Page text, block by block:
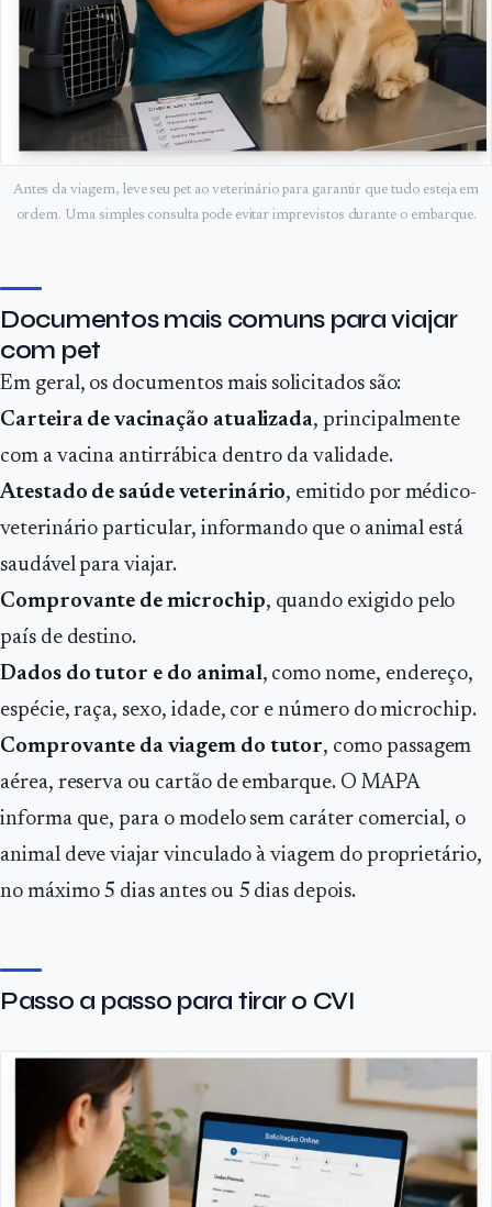
Antes da viagem, leve seu pet ao veterinário para garantir que tudo esteja em
ordem. Uma simples consulta pode evitar imprevistos durante o embarque.
Documentos mais comuns para viajar
com pet
Em geral, os documentos mais solicitados são:
Carteira de vacinação atualizada, principalmente
com a vacina antirrábica dentro da validade.
Atestado de saúde veterinário, emitido por médico-
veterinário particular, informando que o animal está
saudável para viajar.
Comprovante de microchip, quando exigido pelo
país de destino.
Dados do tutor e do animal, como nome, endereço,
espécie, raça, sexo, idade, cor e número do microchip.
Comprovante da viagem do tutor, como passagem
aérea, reserva ou cartão de embarque. O MAPA
informa que, para o modelo sem caráter comercial, o
animal deve viajar vinculado à viagem do proprietário,
no máximo 5 dias antes ou 5 dias depois.
Passo a passo para tirar o CVI